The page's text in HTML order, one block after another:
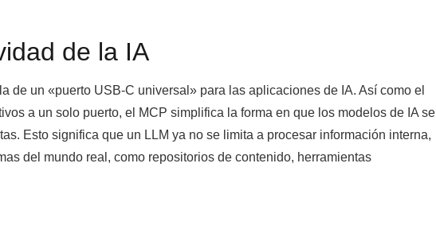
de la IA
de un «puerto USB-C universal» para las aplicaciones de IA. Así como el
a un solo puerto, el MCP simplifica la forma en que los modelos de IA se
Esto significa que un LLM ya no se limita a procesar información interna,
del mundo real, como repositorios de contenido, herramientas